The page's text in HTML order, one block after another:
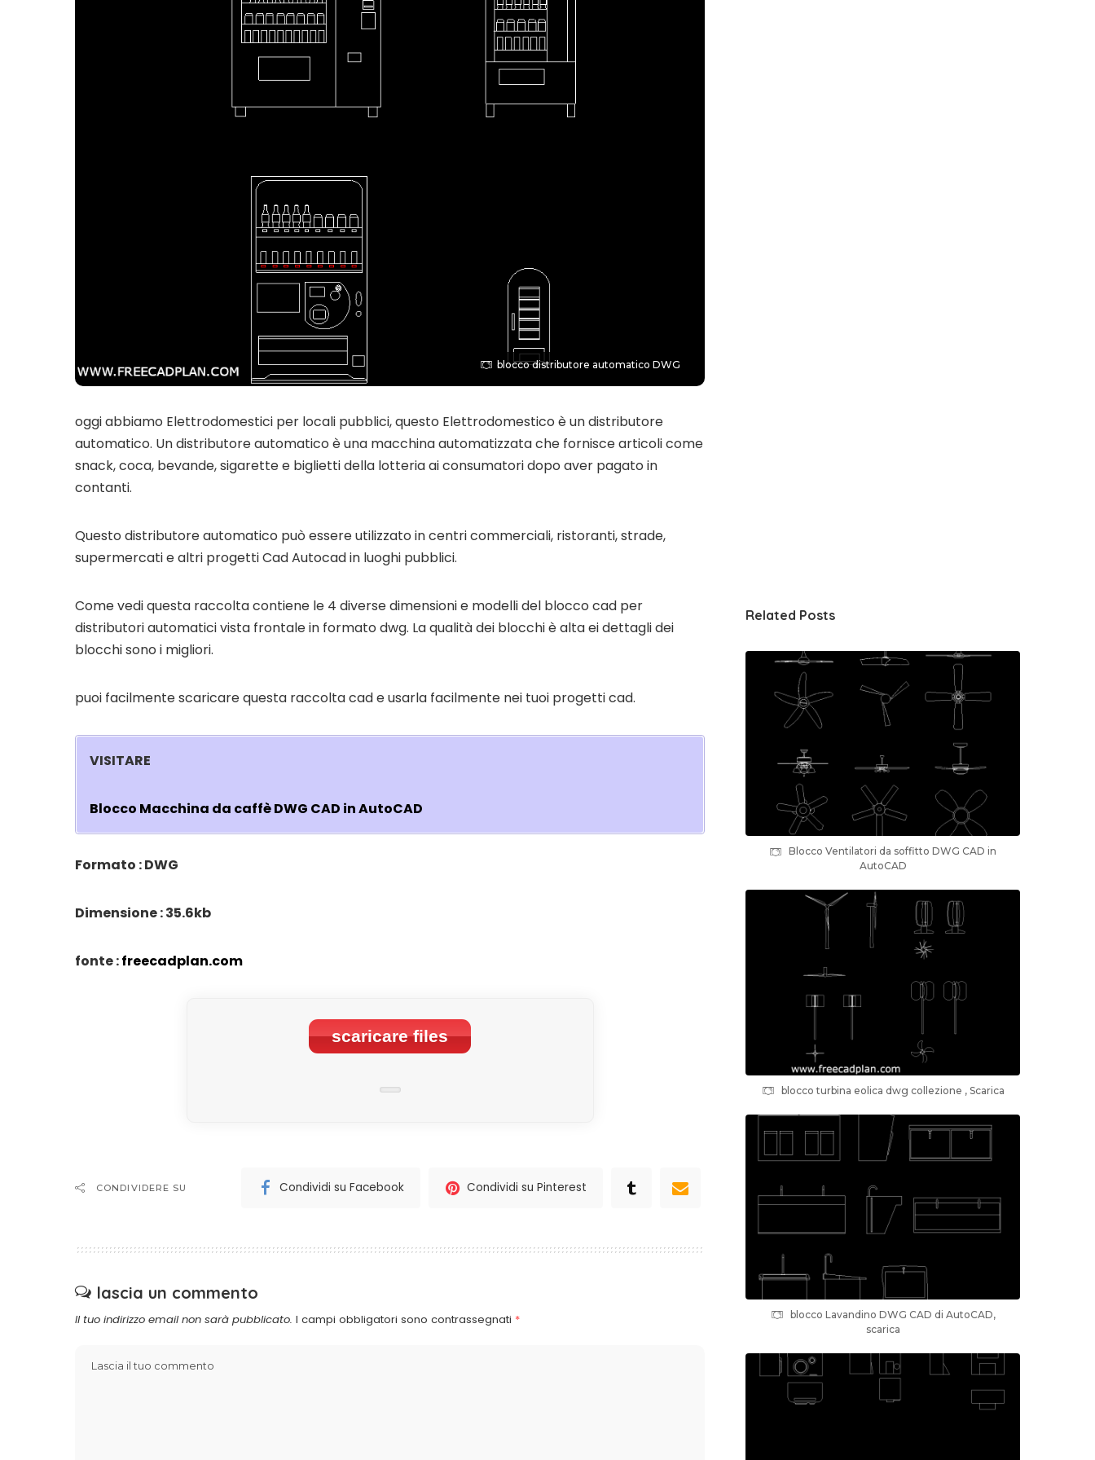
blocco distributore automatico DWG
oggi abbiamo Elettrodomestici per locali pubblici, questo Elettrodomestico è un distributore
automatico. Un distributore automatico è una macchina automatizzata che fornisce articoli come
snack, coca, bevande, sigarette e biglietti della lotteria ai consumatori dopo aver pagato in
contanti.
Questo distributore automatico può essere utilizzato in centri commerciali, ristoranti, strade,
supermercati e altri progetti Cad Autocad in luoghi pubblici.
Come vedi questa raccolta contiene le 4 diverse dimensioni e modelli del blocco cad per
distributori automatici vista frontale in formato dwg. La qualità dei blocchi è alta ei dettagli dei
blocchi sono i migliori.
puoi facilmente scaricare questa raccolta cad e usarla facilmente nei tuoi progetti cad.
VISITARE
Blocco Macchina da caffè DWG CAD in AutoCAD
Formato : DWG
Dimensione : 35.6kb
fonte :freecadplan.com
scaricare files
CONDIVIDERE SU Condividi su Facebook Condividi su Pinterest
lascia un commento
Il tuo indirizzo email non sarà pubblicato. I campi obbligatori sono contrassegnati *
Related Posts
Blocco Ventilatori da soffitto DWG CAD in
AutoCAD
blocco turbina eolica dwg collezione , Scarica
blocco Lavandino DWG CAD di AutoCAD,
scarica